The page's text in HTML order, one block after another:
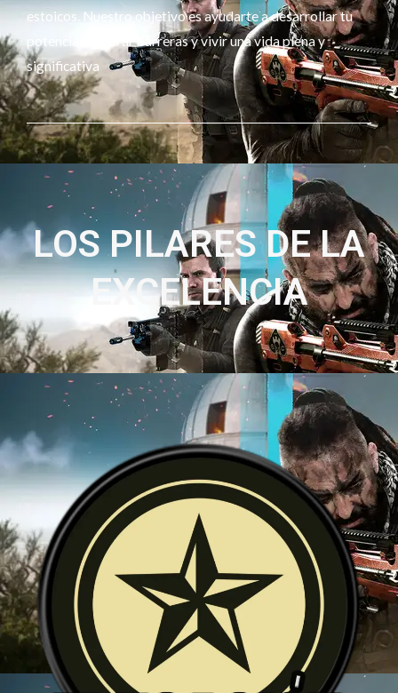
estoicos. Nuestro objetivo es ayudarte a desarrollar tu
potencial, superar barreras y vivir una vida plena y
significativa
LOS PILARES DE LA
EXCELENCIA